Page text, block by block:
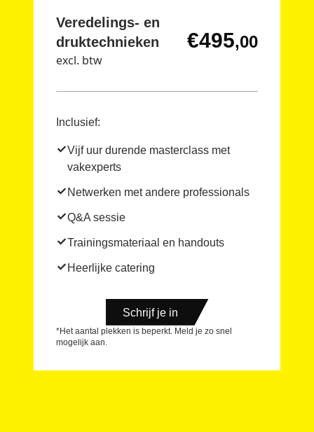
Veredelings- en
druktechnieken
excl. btw
€495,00
Inclusief:
Vijf uur durende masterclass met
vakexperts
Netwerken met andere professionals
Q&A sessie
Trainingsmateriaal en handouts
Heerlijke catering
Schrijf je in
*Het aantal plekken is beperkt. Meld je zo snel
mogelijk aan.